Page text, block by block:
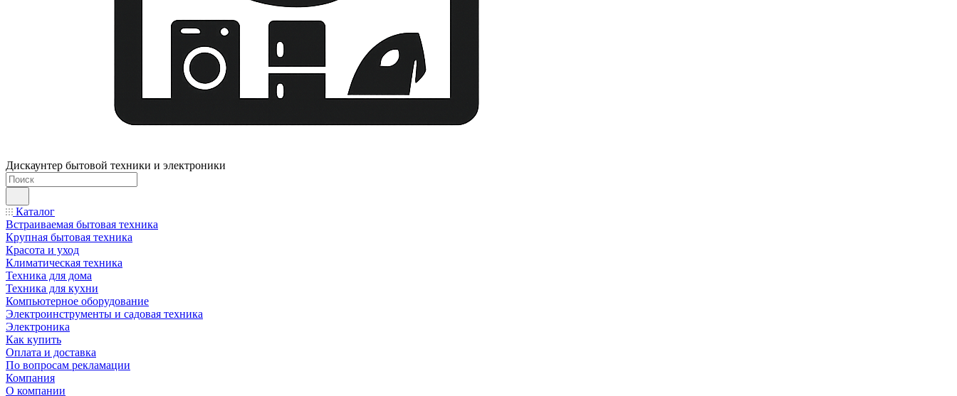
Дискаунтер бытовой техники и электроники
Каталог
Встраиваемая бытовая техника
Крупная бытовая техника
Красота и уход
Климатическая техника
Техника для дома
Техника для кухни
Компьютерное оборудование
Электроинструменты и садовая техника
Электроника
Как купить
Оплата и доставка
По вопросам рекламации
Компания
О компании